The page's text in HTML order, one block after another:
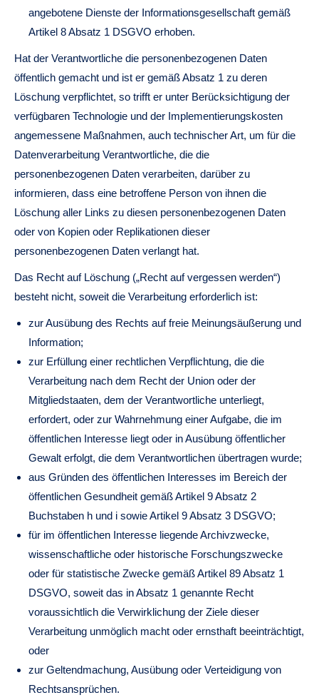
angebotene Dienste der Informationsgesellschaft gemäß
Artikel 8 Absatz 1 DSGVO erhoben.
Hat der Verantwortliche die personenbezogenen Daten
öffentlich gemacht und ist er gemäß Absatz 1 zu deren
Löschung verpflichtet, so trifft er unter Berücksichtigung der
verfügbaren Technologie und der Implementierungskosten
angemessene Maßnahmen, auch technischer Art, um für die
Datenverarbeitung Verantwortliche, die die
personenbezogenen Daten verarbeiten, darüber zu
informieren, dass eine betroffene Person von ihnen die
Löschung aller Links zu diesen personenbezogenen Daten
oder von Kopien oder Replikationen dieser
personenbezogenen Daten verlangt hat.
Das Recht auf Löschung („Recht auf vergessen werden“)
besteht nicht, soweit die Verarbeitung erforderlich ist:
zur Ausübung des Rechts auf freie Meinungsäußerung und
Information;
zur Erfüllung einer rechtlichen Verpflichtung, die die
Verarbeitung nach dem Recht der Union oder der
Mitgliedstaaten, dem der Verantwortliche unterliegt,
erfordert, oder zur Wahrnehmung einer Aufgabe, die im
öffentlichen Interesse liegt oder in Ausübung öffentlicher
Gewalt erfolgt, die dem Verantwortlichen übertragen wurde;
aus Gründen des öffentlichen Interesses im Bereich der
öffentlichen Gesundheit gemäß Artikel 9 Absatz 2
Buchstaben h und i sowie Artikel 9 Absatz 3 DSGVO;
für im öffentlichen Interesse liegende Archivzwecke,
wissenschaftliche oder historische Forschungszwecke
oder für statistische Zwecke gemäß Artikel 89 Absatz 1
DSGVO, soweit das in Absatz 1 genannte Recht
voraussichtlich die Verwirklichung der Ziele dieser
Verarbeitung unmöglich macht oder ernsthaft beeinträchtigt,
oder
zur Geltendmachung, Ausübung oder Verteidigung von
Rechtsansprüchen.